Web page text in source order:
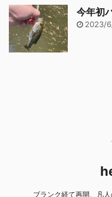
今年初
2023/
ブランク経て再開、凡